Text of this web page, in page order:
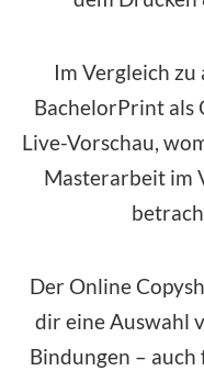
Im Vergleich
BachelorPrint als
Live-Vorschau,
Masterarbeit im
Der Online
dir eine Auswahl
Bindungen –